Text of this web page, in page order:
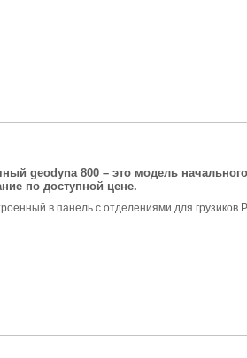
geodyna 800 – это модель
по доступной цене.
в панель с отделениями для грузиков